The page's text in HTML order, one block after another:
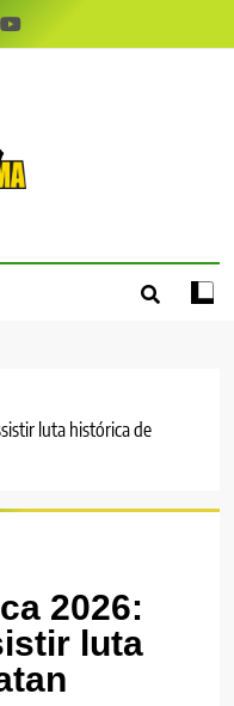
luta histórica de
2026:
luta